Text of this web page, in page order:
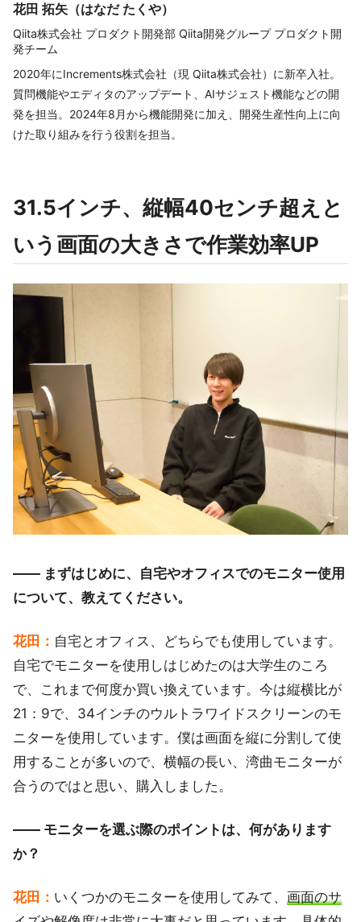
花田 拓矢（はなだ たくや）
Qiita株式会社 プロダクト開発部 Qiita開発グループ プロダクト開
発チーム
2020年にIncrements株式会社（現 Qiita株式会社）に新卒入社。
質問機能やエディタのアップデート、AIサジェスト機能などの開
発を担当。2024年8月から機能開発に加え、開発生産性向上に向
けた取り組みを行う役割を担当。
31.5インチ、縦幅40センチ超えと
いう画面の大きさで作業効率UP
―― まずはじめに、自宅やオフィスでのモニター使用
について、教えてください。
花田： 自宅とオフィス、どちらでも使用しています。
自宅でモニターを使用しはじめたのは大学生のころ
で、これまで何度か買い換えています。今は縦横比が
21：9で、34インチのウルトラワイドスクリーンのモ
ニターを使用しています。僕は画面を縦に分割して使
用することが多いので、横幅の長い、湾曲モニターが
合うのではと思い、購入しました。
―― モニターを選ぶ際のポイントは、何があります
か？
花田： いくつかのモニターを使用してみて、 画面のサ